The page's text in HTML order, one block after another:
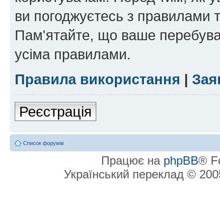
ви погоджуєтесь з правилами
Пам'ятайте, що ваше
усіма правилами.
Правила використання |
Реєстрація
Список форумів
Працює на phpBB®
Український переклад ©